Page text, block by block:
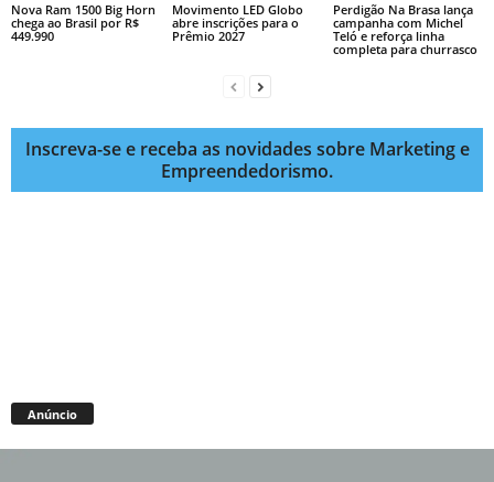
Nova Ram 1500 Big Horn
chega ao Brasil por R$
449.990
Movimento LED Globo
abre inscrições para o
Prêmio 2027
Perdigão Na Brasa lança
campanha com Michel
Teló e reforça linha
completa para churrasco
Inscreva-se e receba as novidades sobre Marketing e
Empreendedorismo.
Anúncio